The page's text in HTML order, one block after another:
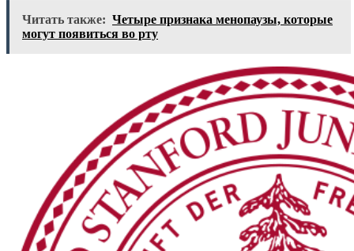
Читать также: Четыре признака менопаузы, которые
могут появиться во рту